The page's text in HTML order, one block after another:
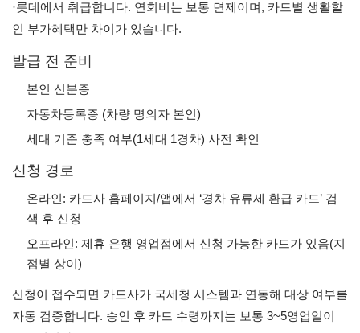
·롯데에서 취급합니다. 연회비는 보통 면제이며, 카드별 생활할
인 부가혜택만 차이가 있습니다.
발급 전 준비
본인 신분증
자동차등록증 (차량 명의자 본인)
세대 기준 충족 여부(1세대 1경차) 사전 확인
신청 경로
온라인: 카드사 홈페이지/앱에서 ‘경차 유류세 환급 카드’ 검
색 후 신청
오프라인: 제휴 은행 영업점에서 신청 가능한 카드가 있음(지
점별 상이)
신청이 접수되면 카드사가 국세청 시스템과 연동해 대상 여부를
자동 검증합니다. 승인 후 카드 수령까지는 보통 3~5영업일이